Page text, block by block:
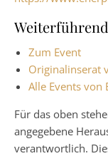
Zum Event
Originalinserat
Alle Events von
Für das oben
angegebene
verantwortlich.